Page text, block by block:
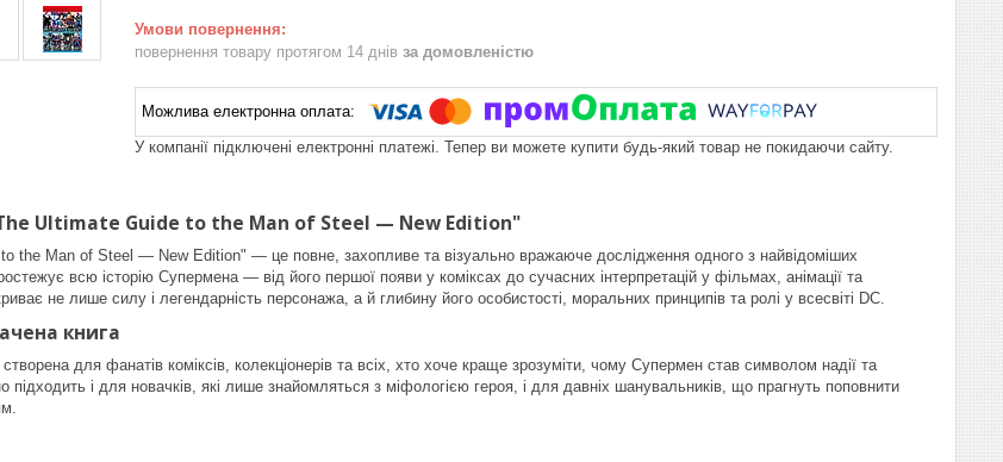
повернення товару протягом 14 днів за домовленістю
У компанії підключені електронні платежі. Тепер ви можете купити будь-який товар не покидаючи сайту.
Ultimate Guide to the Man of Steel — New Edition"
the Man of Steel — New Edition" — це повне, захопливе та візуально вражаюче дослідження одного з найвідоміших
всю історію Супермена — від його першої появи у коміксах до сучасних інтерпретацій у фільмах, анімації та
не лише силу і легендарність персонажа, а й глибину його особистості, моральних принципів та ролі у всесвіті DC.
книга
для фанатів коміксів, колекціонерів та всіх, хто хоче краще зрозуміти, чому Супермен став символом надії та
підходить і для новачків, які лише знайомляться з міфологією героя, і для давніх шанувальників, що прагнуть поповнити